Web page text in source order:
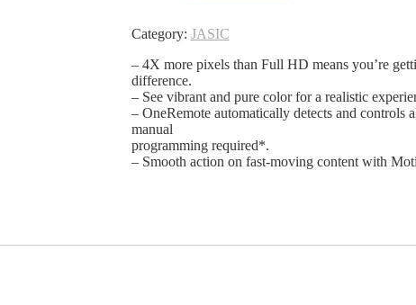
5V
US
quantity
Category: JASIC
– 4X more pixels than Full HD means you’re
difference.
– See vibrant and pure color for a realistic
– OneRemote automatically detects and controls
manual
programming required*.
– Smooth action on fast-moving content with